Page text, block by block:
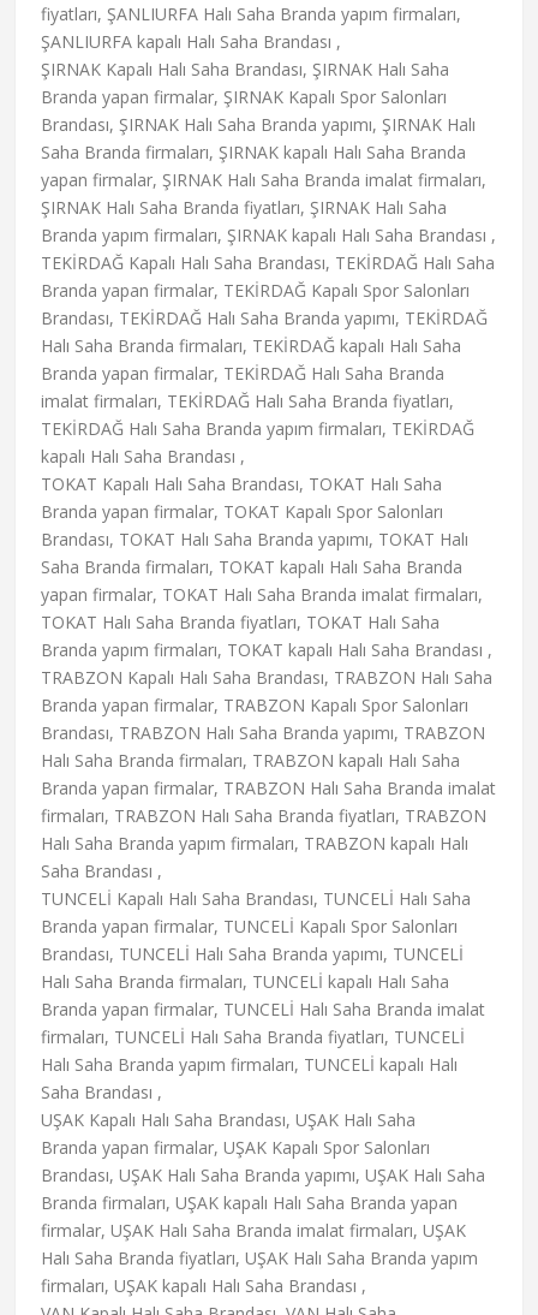
fiyatları, ŞANLIURFA Halı Saha Branda yapım firmaları,
ŞANLIURFA kapalı Halı Saha Brandası ,
ŞIRNAK Kapalı Halı Saha Brandası, ŞIRNAK Halı Saha
Branda yapan firmalar, ŞIRNAK Kapalı Spor Salonları
Brandası, ŞIRNAK Halı Saha Branda yapımı, ŞIRNAK Halı
Saha Branda firmaları, ŞIRNAK kapalı Halı Saha Branda
yapan firmalar, ŞIRNAK Halı Saha Branda imalat firmaları,
ŞIRNAK Halı Saha Branda fiyatları, ŞIRNAK Halı Saha
Branda yapım firmaları, ŞIRNAK kapalı Halı Saha Brandası ,
TEKİRDAĞ Kapalı Halı Saha Brandası, TEKİRDAĞ Halı Saha
Branda yapan firmalar, TEKİRDAĞ Kapalı Spor Salonları
Brandası, TEKİRDAĞ Halı Saha Branda yapımı, TEKİRDAĞ
Halı Saha Branda firmaları, TEKİRDAĞ kapalı Halı Saha
Branda yapan firmalar, TEKİRDAĞ Halı Saha Branda
imalat firmaları, TEKİRDAĞ Halı Saha Branda fiyatları,
TEKİRDAĞ Halı Saha Branda yapım firmaları, TEKİRDAĞ
kapalı Halı Saha Brandası ,
TOKAT Kapalı Halı Saha Brandası, TOKAT Halı Saha
Branda yapan firmalar, TOKAT Kapalı Spor Salonları
Brandası, TOKAT Halı Saha Branda yapımı, TOKAT Halı
Saha Branda firmaları, TOKAT kapalı Halı Saha Branda
yapan firmalar, TOKAT Halı Saha Branda imalat firmaları,
TOKAT Halı Saha Branda fiyatları, TOKAT Halı Saha
Branda yapım firmaları, TOKAT kapalı Halı Saha Brandası ,
TRABZON Kapalı Halı Saha Brandası, TRABZON Halı Saha
Branda yapan firmalar, TRABZON Kapalı Spor Salonları
Brandası, TRABZON Halı Saha Branda yapımı, TRABZON
Halı Saha Branda firmaları, TRABZON kapalı Halı Saha
Branda yapan firmalar, TRABZON Halı Saha Branda imalat
firmaları, TRABZON Halı Saha Branda fiyatları, TRABZON
Halı Saha Branda yapım firmaları, TRABZON kapalı Halı
Saha Brandası ,
TUNCELİ Kapalı Halı Saha Brandası, TUNCELİ Halı Saha
Branda yapan firmalar, TUNCELİ Kapalı Spor Salonları
Brandası, TUNCELİ Halı Saha Branda yapımı, TUNCELİ
Halı Saha Branda firmaları, TUNCELİ kapalı Halı Saha
Branda yapan firmalar, TUNCELİ Halı Saha Branda imalat
firmaları, TUNCELİ Halı Saha Branda fiyatları, TUNCELİ
Halı Saha Branda yapım firmaları, TUNCELİ kapalı Halı
Saha Brandası ,
UŞAK Kapalı Halı Saha Brandası, UŞAK Halı Saha
Branda yapan firmalar, UŞAK Kapalı Spor Salonları
Brandası, UŞAK Halı Saha Branda yapımı, UŞAK Halı Saha
Branda firmaları, UŞAK kapalı Halı Saha Branda yapan
firmalar, UŞAK Halı Saha Branda imalat firmaları, UŞAK
Halı Saha Branda fiyatları, UŞAK Halı Saha Branda yapım
firmaları, UŞAK kapalı Halı Saha Brandası ,